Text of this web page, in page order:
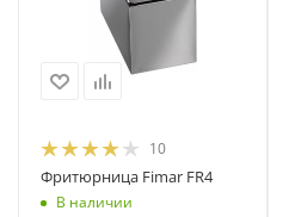
10
Фритюрница Fimar FR4
В наличии